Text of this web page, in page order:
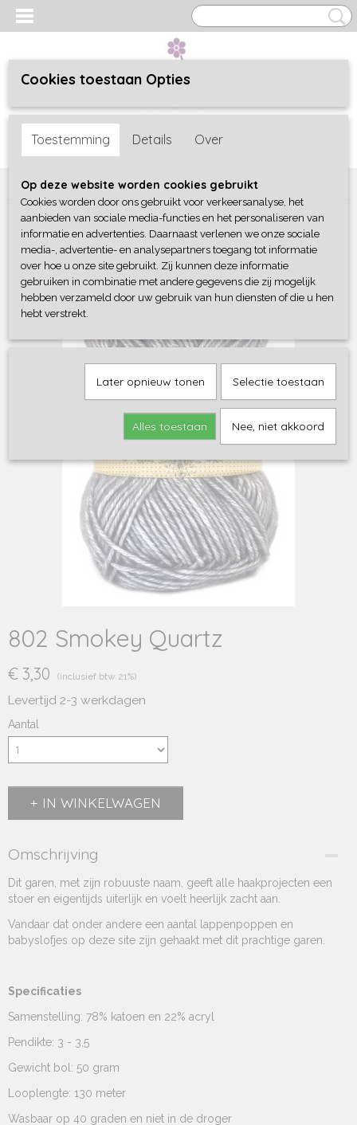
Inloggen Registreren
Home >Wol - Scheepjes Stone washed >802 Smokey Quartz
802 Smokey Quartz
€ 3,30 (inclusief btw 21%)
Levertijd 2-3 werkdagen
Aantal
IN WINKELWAGEN
Omschrijving
Dit garen, met zijn robuuste naam, geeft alle haakprojecten een
stoer en eigentijds uiterlijk en voelt heerlijk zacht aan.
Vandaar dat onder andere een aantal lappenpoppen en
babyslofjes op deze site zijn gehaakt met dit prachtige garen.
Specificaties
Samenstelling: 78% katoen en 22% acryl
Pendikte: 3 - 3,5
Gewicht bol: 50 gram
Looplengte: 130 meter
Wasbaar op 40 graden en niet in de droger
Cookies toestaan Opties
Toestemming Details Over
Op deze website worden cookies gebruikt
Cookies worden door ons gebruikt voor verkeersanalyse, het
aanbieden van sociale media-functies en het personaliseren van
informatie en advertenties. Daarnaast verlenen we onze sociale
media-, advertentie- en analysepartners toegang tot informatie
over hoe u onze site gebruikt. Zij kunnen deze informatie
gebruiken in combinatie met andere gegevens die zij mogelijk
hebben verzameld door uw gebruik van hun diensten of die u hen
hebt verstrekt.
Later opnieuw tonen Selectie toestaan
Alles toestaan Nee, niet akkoord